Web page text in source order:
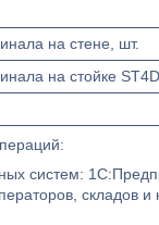
на стене, шт.
на стойке
систем:
складов